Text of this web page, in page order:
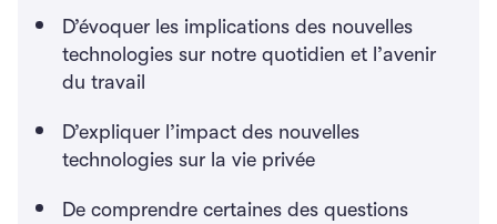
D’évoquer les implications des nouvelles
technologies sur notre quotidien et l’avenir
du travail
D’expliquer l’impact des nouvelles
technologies sur la vie privée
De comprendre certaines des questions